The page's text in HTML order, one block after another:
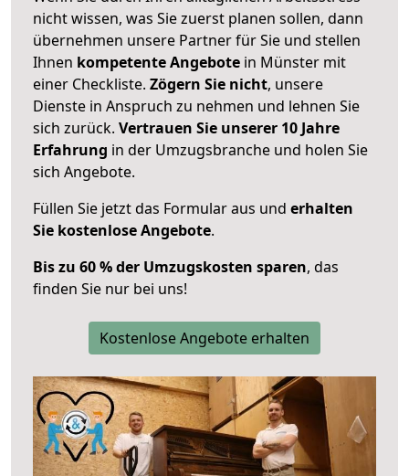
nicht wissen, was Sie zuerst planen sollen, dann
übernehmen unsere Partner für Sie und stellen
Ihnen kompetente Angebote in Münster mit
einer Checkliste. Zögern Sie nicht, unsere
Dienste in Anspruch zu nehmen und lehnen Sie
sich zurück. Vertrauen Sie unserer 10 Jahre
Erfahrung in der Umzugsbranche und holen Sie
sich Angebote.
Füllen Sie jetzt das Formular aus und erhalten
Sie kostenlose Angebote.
Bis zu 60 % der Umzugskosten sparen, das
finden Sie nur bei uns!
Kostenlose Angebote erhalten